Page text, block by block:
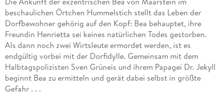
beschaulichen Örtchen Hummelstich stellt das Leben der
Dorfbewohner gehörig auf den Kopf: Bea behauptet, ihre
Freundin Henrietta sei keines natürlichen Todes gestorben.
Als dann noch zwei Wirtsleute ermordet werden, ist es
endgültig vorbei mit der Dorfidylle. Gemeinsam mit dem
Halbtagspolizisten Sven Grüneis und ihrem Papagei Dr. Jekyll
beginnt Bea zu ermitteln und gerät dabei selbst in größte
Gefahr . . .